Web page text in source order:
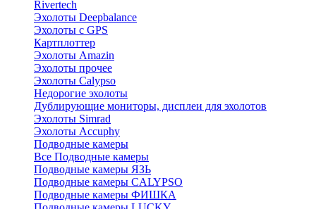
Rivertech
Эхолоты Deepbalance
Эхолоты с GPS
Картплоттер
Эхолоты Amazin
Эхолоты прочее
Эхолоты Calypso
Недорогие эхолоты
Дублирующие мониторы, дисплеи для эхолотов
Эхолоты Simrad
Эхолоты Accuphy
Подводные камеры
Все Подводные камеры
Подводные камеры ЯЗЬ
Подводные камеры CALYPSO
Подводные камеры ФИШКА